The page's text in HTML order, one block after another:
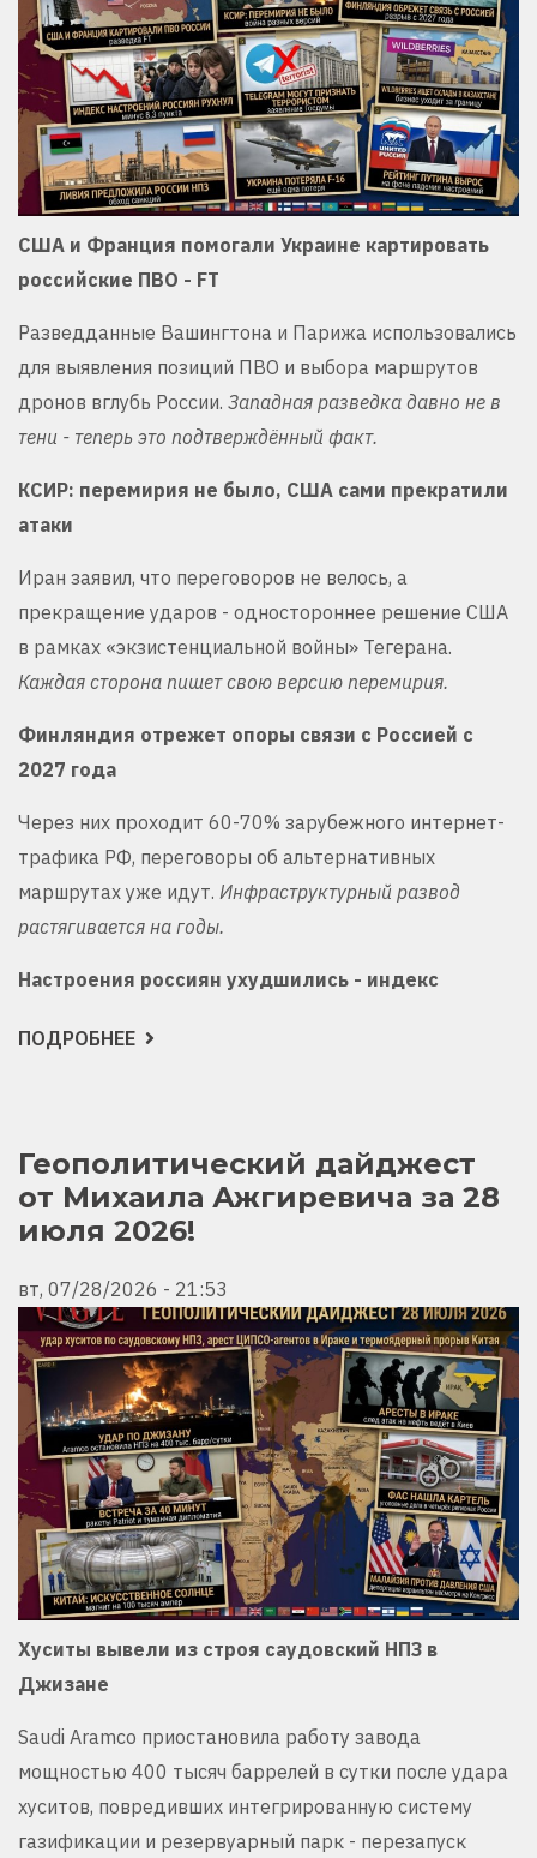
США и Франция помогали Украине картировать
российские ПВО - FT
Разведданные Вашингтона и Парижа использовались
для выявления позиций ПВО и выбора маршрутов
дронов вглубь России. Западная разведка давно не в
тени - теперь это подтверждённый факт.
КСИР: перемирия не было, США сами прекратили
атаки
Иран заявил, что переговоров не велось, а
прекращение ударов - одностороннее решение США
в рамках «экзистенциальной войны» Тегерана.
Каждая сторона пишет свою версию перемирия.
Финляндия отрежет опоры связи с Россией с
2027 года
Через них проходит 60-70% зарубежного интернет-
трафика РФ, переговоры об альтернативных
маршрутах уже идут. Инфраструктурный развод
растягивается на годы.
Настроения россиян ухудшились - индекс
ПОДРОБНЕЕ О
ЗА
29
ИЮЛЯ
2026!
Геополитический дайджест
от Михаила Ажгиревича за 28
июля 2026!
вт, 07/28/2026 - 21:53
Хуситы вывели из строя саудовский НПЗ в
Джизане
Saudi Aramco приостановила работу завода
мощностью 400 тысяч баррелей в сутки после удара
хуситов, повредивших интегрированную систему
газификации и резервуарный парк - перезапуск